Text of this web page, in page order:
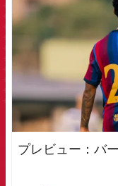
プレビュー：バ